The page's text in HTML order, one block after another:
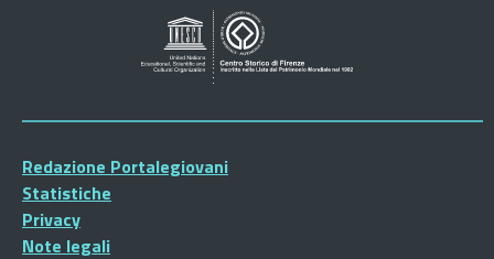
Redazione Portalegiovani
Statistiche
Privacy
Note legali